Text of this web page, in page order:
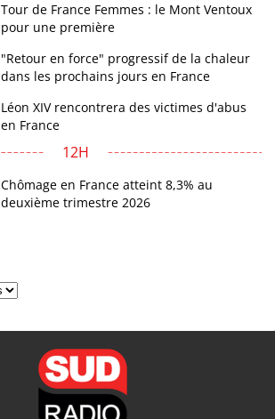
Tour de France Femmes : le Mont Ventoux
pour une première
"Retour en force" progressif de la chaleur
dans les prochains jours en France
Léon XIV rencontrera des victimes d'abus
en France
12H
Chômage en France atteint 8,3% au
deuxième trimestre 2026